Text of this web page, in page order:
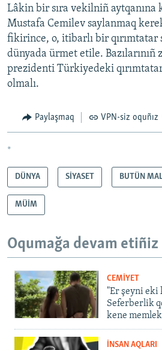
Lâkin bir sıra vekilniñ aytqanına
Mustafa Cemilev saylanmaq
fikirince, o, itibarlı bir qırımtatar
dünyada ürmet etile. Bazılarınıñ
prezidenti Türkiyedeki
olmalı.
Paylaşmaq VPN-siz oquñız
*
DÜNYA SİYASET BUTÜN
MÜİM
Oqumağa devam etiñiz
CEMİYET
"Er şeyni eki
Seferberlik
kene
İNSAN AQLARI